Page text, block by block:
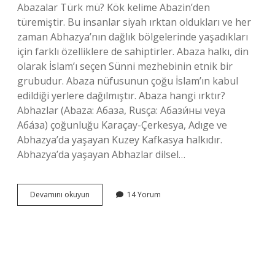
Abazalar Türk mü? Kök kelime Abazin’den
türemiştir. Bu insanlar siyah ırktan oldukları ve her
zaman Abhazya’nın dağlık bölgelerinde yaşadıkları
için farklı özelliklere de sahiptirler. Abaza halkı, din
olarak İslam’ı seçen Sünni mezhebinin etnik bir
grubudur. Abaza nüfusunun çoğu İslam’ın kabul
edildiği yerlere dağılmıştır. Abaza hangi ırktır?
Abhazlar (Abaza: Абаза, Rusça: Абази́ны veya
Аба́за) çoğunluğu Karaçay-Çerkesya, Adıge ve
Abhazya’da yaşayan Kuzey Kafkasya halkıdır.
Abhazya’da yaşayan Abhazlar dilsel…
Devamını okuyun Abhazyalılar
Türk
14 Yorum